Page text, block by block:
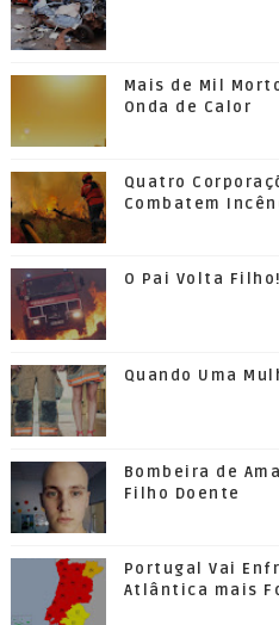
Mais de Mil
Onda de Calor
Quatro
Combatem
O Pai Volta
Quando Uma
Bombeira de
Filho Doente
Portugal Vai
Atlântica mais